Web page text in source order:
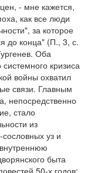
- мне кажется,
как все люди
за которое
до конца" (П., 3, с.
Оба
кризиса
войны охватил
связи. Главным
непосредственно
стало
из
уз и
быта
50-х годов: